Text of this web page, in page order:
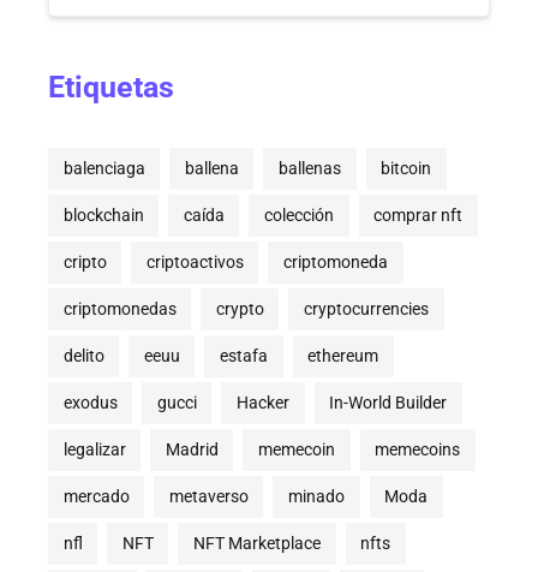
Etiquetas
balenciaga ballena ballenas bitcoin
blockchain caída colección comprar nft
cripto criptoactivos criptomoneda
criptomonedas crypto cryptocurrencies
delito eeuu estafa ethereum
exodus gucci Hacker In-World Builder
legalizar Madrid memecoin memecoins
mercado metaverso minado Moda
nfl NFT NFT Marketplace nfts